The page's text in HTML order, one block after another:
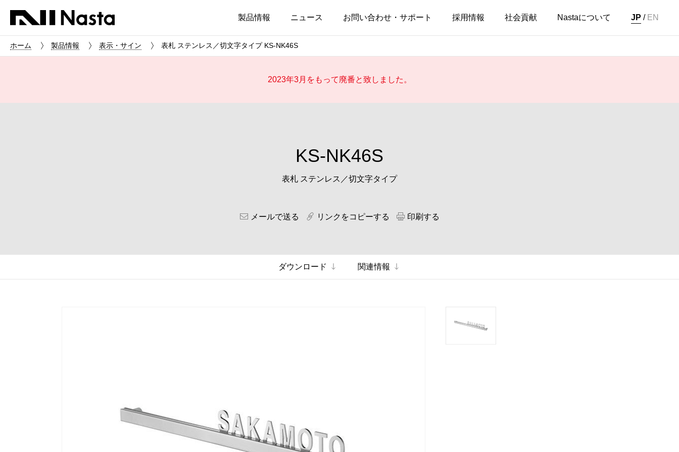
製品情報 ニュース お問い合わせ・サポート 採用情報 社会貢献 Nastaについて JP / EN
ホーム 製品情報 表示・サイン 表札 ステンレス／切文字タイプ KS-NK46S
2023年3月をもって廃番と致しました。
KS-NK46S
表札 ステンレス／切文字タイプ
メールで送る リンクをコピーする 印刷する
ダウンロード 関連情報